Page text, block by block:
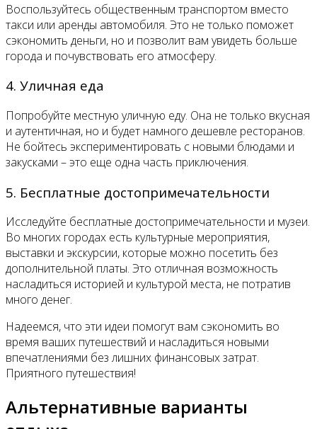
Воспользуйтесь общественным транспортом вместо
такси или аренды автомобиля. Это не только поможет
сэкономить деньги, но и позволит вам увидеть больше
города и почувствовать его атмосферу.
4. Уличная еда
Попробуйте местную уличную еду. Она не только вкусная
и аутентичная, но и будет намного дешевле ресторанов.
Не бойтесь экспериментировать с новыми блюдами и
закусками – это еще одна часть приключения.
5. Бесплатные достопримечательности
Исследуйте бесплатные достопримечательности и музеи.
Во многих городах есть культурные мероприятия,
выставки и экскурсии, которые можно посетить без
дополнительной платы. Это отличная возможность
насладиться историей и культурой места, не потратив
много денег.
Надеемся, что эти идеи помогут вам сэкономить во
время ваших путешествий и насладиться новыми
впечатлениями без лишних финансовых затрат.
Приятного путешествия!
Альтернативные варианты